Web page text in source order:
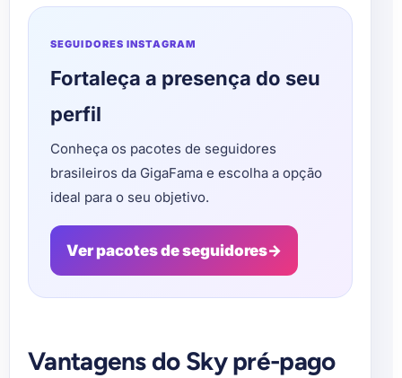
SEGUIDORES INSTAGRAM
Fortaleça a presença do seu
perfil
Conheça os pacotes de seguidores
brasileiros da GigaFama e escolha a opção
ideal para o seu objetivo.
Ver pacotes de seguidores→
Vantagens do Sky pré-pago